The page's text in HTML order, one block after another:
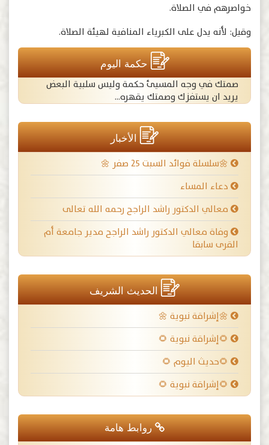
خواصرهم في الصلاة.
وقيل: لأنه يدل على الكبرياء المنافية لهيئة الصلاة.
حكمة اليوم
صمتك في وجه المسيئ حكمة وليس سلبية البعض
يريد ان يستفزك وصمتك يقهره...
الأخبار
🌼سلسلة فوائد السبت ٢٥ صفر 🌼
دعاء المساء
معالي الدكتور راشد الراجح رحمه الله تعالى
وفاة معالي الدكتور راشد الراجح مدير جامعة أم
القرى سابقا
الحديث الشريف
🌼إشراقة نبوية 🌼
🌻إشراقة نبوية 🌻
🌻حديث اليوم 🌻
🌻إشراقة نبوية 🌻
روابط هامة